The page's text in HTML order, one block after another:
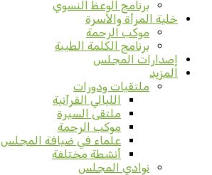
برنامج الوعظ النسوي
خلية المرأة والأسرة
موكب الرحمة
برنامج الكلمة الطيبة
إصدارات المجلس
المزيد
ملتقيات ودورات
الليالي القرآنية
ملتقى السيرة
موكب الرحمة
علماء في ضيافة المجلس
أنشطة مختلفة
نوادي المجلس